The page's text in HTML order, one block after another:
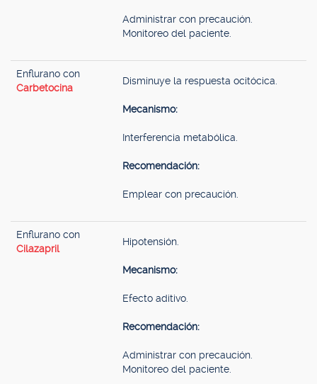
Administrar con precaución.
Monitoreo del paciente.
Enflurano con
Carbetocina
Disminuye la respuesta ocitócica.
Mecanismo:
Interferencia metabólica.
Recomendación:
Emplear con precaución.
Enflurano con
Cilazapril
Hipotensión.
Mecanismo:
Efecto aditivo.
Recomendación:
Administrar con precaución.
Monitoreo del paciente.